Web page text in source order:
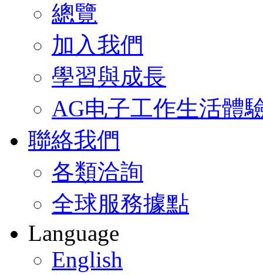
總覽
加入我們
學習與成長
AG电子工作生活體
聯絡我們
各類洽詢
全球服務據點
Language
English